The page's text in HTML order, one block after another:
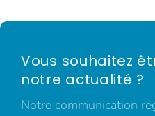
Vous souhaitez
notre actualité ?
Notre communication